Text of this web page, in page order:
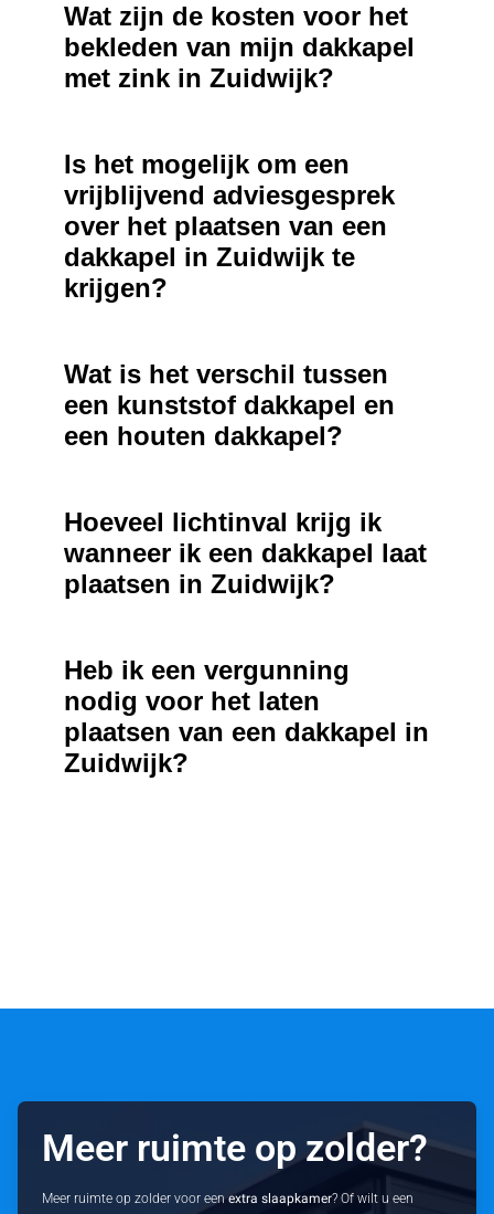
Wat zijn de kosten voor het
bekleden van mijn dakkapel
met zink in Zuidwijk?
Is het mogelijk om een
vrijblijvend adviesgesprek
over het plaatsen van een
dakkapel in Zuidwijk te
krijgen?
Wat is het verschil tussen
een kunststof dakkapel en
een houten dakkapel?
Hoeveel lichtinval krijg ik
wanneer ik een dakkapel laat
plaatsen in Zuidwijk?
Heb ik een vergunning
nodig voor het laten
plaatsen van een dakkapel in
Zuidwijk?
Meer ruimte op zolder?
Meer ruimte op zolder voor eenextra slaapkamer? Of wilt u een